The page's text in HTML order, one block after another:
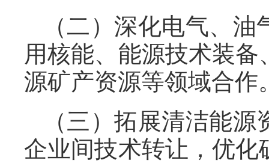
（二）深化电气、
用核能、能源技术装
源矿产资源等领域合作
（三）拓展清洁能
企业间技术转让，优